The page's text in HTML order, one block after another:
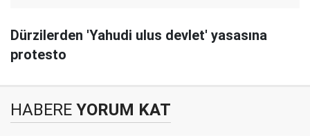
Dürzilerden 'Yahudi ulus devlet' yasasına
protesto
HABERE YORUM KAT